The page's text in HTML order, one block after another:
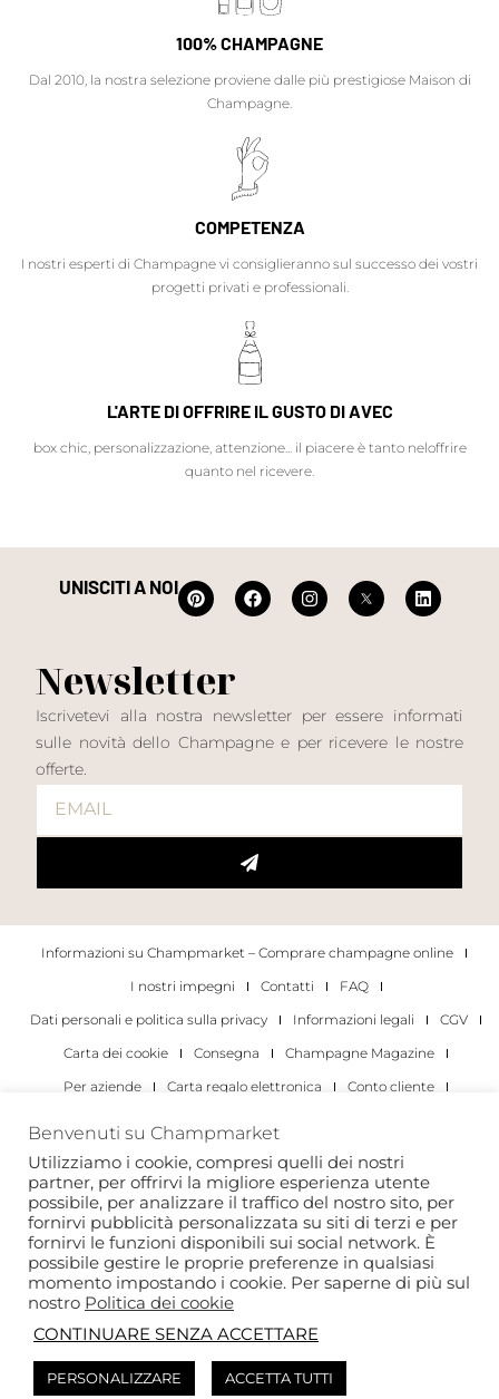
100% CHAMPAGNE
Dal 2010, la nostra selezione proviene dalle più prestigiose Maison di
Champagne.
COMPETENZA
I nostri esperti di Champagne vi consiglieranno sul successo dei vostri
progetti privati e professionali.
L'ARTE DI OFFRIRE IL GUSTO DI AVEC
box chic, personalizzazione, attenzione... il piacere è tanto neloffrire
quanto nel ricevere.
UNISCITI A NOI
Newsletter
Iscrivetevi alla nostra newsletter per essere informati
sulle novità dello Champagne e per ricevere le nostre
offerte.
Informazioni su Champmarket – Comprare champagne online
I nostri impegni
Contatti
FAQ
Dati personali e politica sulla privacy
Informazioni legali
CGV
Carta dei cookie
Consegna
Champagne Magazine
Per aziende
Carta regalo elettronica
Conto cliente
Per gli individui
Per le aziende
Copyright 2022 © tutti i diritti riservati. Champmarket.
Benvenuti su Champmarket
Utilizziamo i cookie, compresi quelli dei nostri
partner, per offrirvi la migliore esperienza utente
possibile, per analizzare il traffico del nostro sito, per
fornirvi pubblicità personalizzata su siti di terzi e per
fornirvi le funzioni disponibili sui social network. È
possibile gestire le proprie preferenze in qualsiasi
momento impostando i cookie. Per saperne di più sul
nostro Politica dei cookie
CONTINUARE SENZA ACCETTARE
PERSONALIZZARE ACCETTA TUTTI